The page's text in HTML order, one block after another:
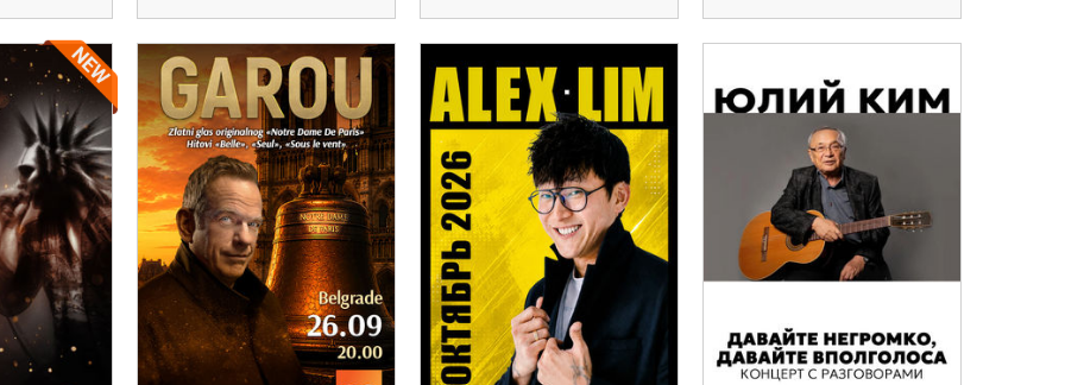
Шут
в
26 Сентября
Garou в Белграде. The
Best Of
Belgrad
01 Октября - 02 Октября
Алекс Лим в Германии
Bonn, Frankfurt am Main
01 Октября - 15 Октября
München, Berlin, Frankfurt
am Main, Köln